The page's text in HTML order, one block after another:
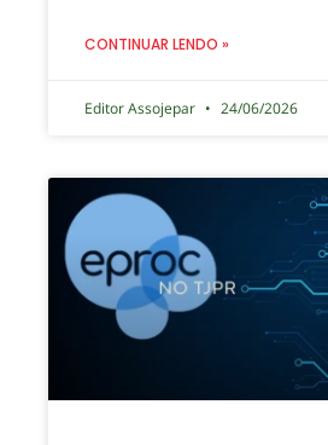
CONTINUAR LENDO »
Editor Assojepar 24/06/2026